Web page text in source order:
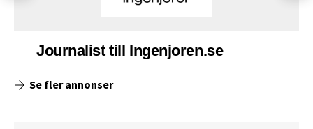
Journalist till Ingenjoren.se
Se fler annonser